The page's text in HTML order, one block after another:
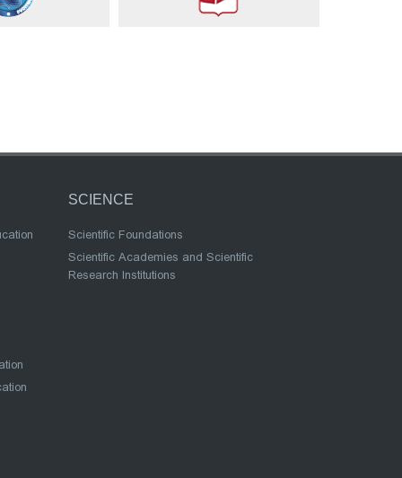
SCIENCE
Scientific Foundations
Scientific Academies and Scientific
Research Institutions